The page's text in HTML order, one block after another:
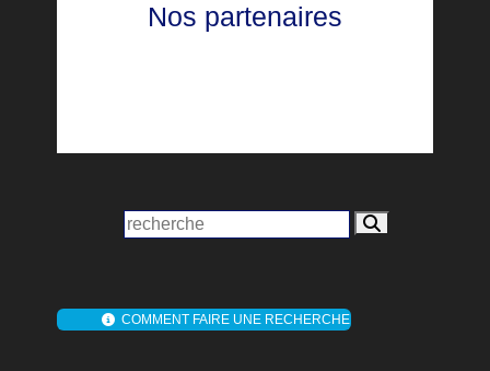
Nos partenaires
COMMENT FAIRE UNE RECHERCHE